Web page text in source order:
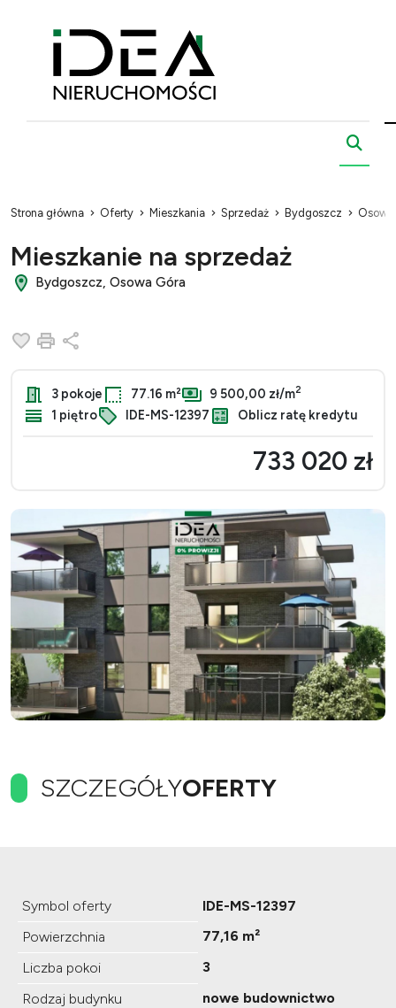
Strona główna Oferty Mieszkania Sprzedaż Bydgoszcz
Mieszkanie na sprzedaż
Bydgoszcz, Osowa Góra
Dodaj do ulubionych
Drukuj
3 pokoje 77.16 m² 9 500,00 zł/m2
1 piętro IDE-MS-12397 Oblicz ratę kredytu
733 020 zł
SZCZEGÓŁYOFERTY
Symbol oferty
IDE-MS-12397
Powierzchnia
77,16 m²
Liczba pokoi
3
Rodzaj budynku
nowe budownictwo